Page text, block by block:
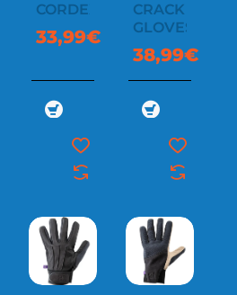
CORDEX
33,99€
CRACK
GLOVES
38,99€